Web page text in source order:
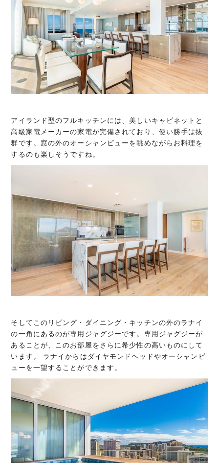
アイランド型のフルキッチンには、美しいキャビネットと
高級家電メーカーの家電が完備されており、使い勝手は抜
群です。窓の外のオーシャンビューを眺めながらお料理を
するのも楽しそうですね。
そしてこのリビング・ダイニング・キッチンの外のラナイ
の一角にあるのが専用ジャグジーです。専用ジャグジーが
あることが、このお部屋をさらに希少性の高いものにして
います。 ラナイからはダイヤモンドヘッドやオーシャンビ
ューを一望することができます。